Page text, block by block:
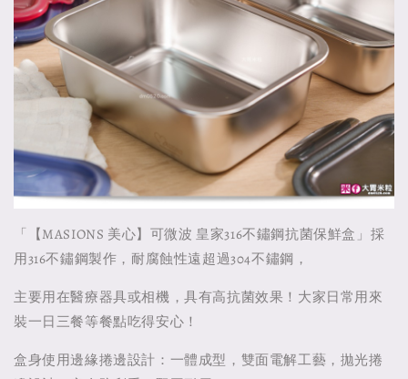
「【MASIONS 美心】可微波 皇家316不鏽鋼抗菌保鮮盒」採
用316不鏽鋼製作，耐腐蝕性遠超過304不鏽鋼，
主要用在醫療器具或相機，具有高抗菌效果！大家日常用來
裝一日三餐等餐點吃得安心！
盒身使用邊緣捲邊設計：一體成型，雙面電解工藝，拋光捲